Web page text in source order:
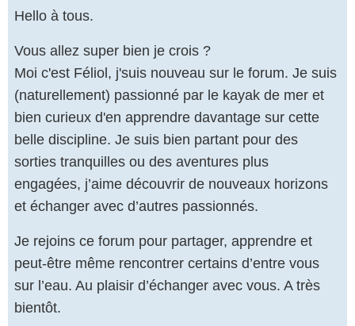
Hello à tous.
Vous allez super bien je crois ?
Moi c'est Féliol, j'suis nouveau sur le forum. Je suis
(naturellement) passionné par le kayak de mer et
bien curieux d'en apprendre davantage sur cette
belle discipline. Je suis bien partant pour des
sorties tranquilles ou des aventures plus
engagées, j’aime découvrir de nouveaux horizons
et échanger avec d’autres passionnés.
Je rejoins ce forum pour partager, apprendre et
peut-être même rencontrer certains d’entre vous
sur l’eau. Au plaisir d’échanger avec vous. A très
bientôt.